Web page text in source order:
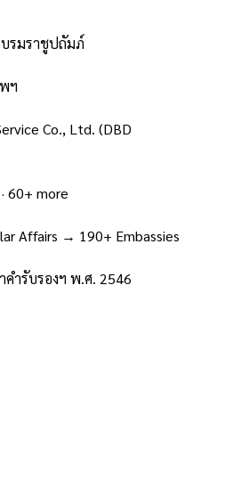
รมราชูปถัมภ์
ฯ
Co., Ltd. (DBD
· 60+ more
Affairs → 190+ Embassies
ำรับรองฯ พ.ศ. 2546